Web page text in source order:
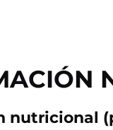
nutricional